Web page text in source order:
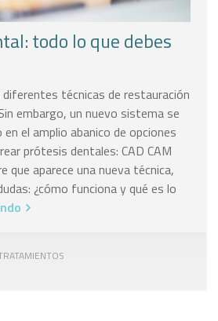
todo lo que debes
técnicas de restauración
embargo, un nuevo sistema se
el amplio abanico de opciones
prótesis dentales: CAD CAM
que aparece una nueva técnica,
¿cómo funciona y qué es lo